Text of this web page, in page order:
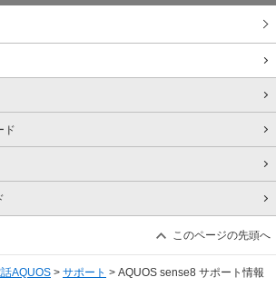
ド
このページの先頭へ
AQUOS > サポート > AQUOS sense8 サポート情報